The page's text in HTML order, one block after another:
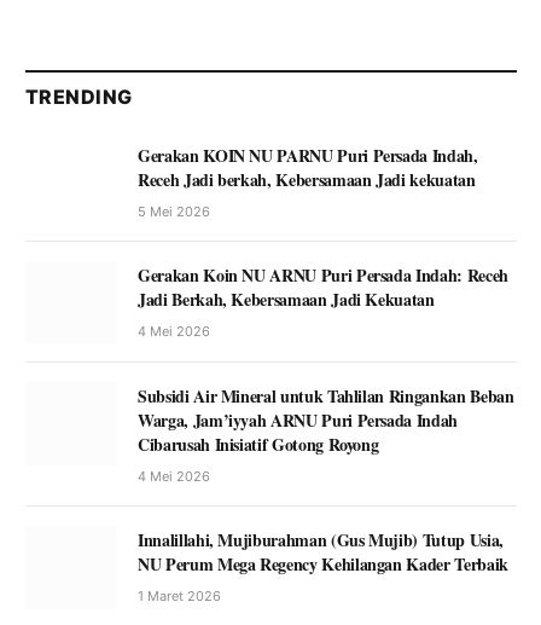
TRENDING
Gerakan KOIN NU PARNU Puri Persada Indah,
Receh Jadi berkah, Kebersamaan Jadi kekuatan
5 Mei 2026
Gerakan Koin NU ARNU Puri Persada Indah: Receh
Jadi Berkah, Kebersamaan Jadi Kekuatan
4 Mei 2026
Subsidi Air Mineral untuk Tahlilan Ringankan Beban
Warga, Jam’iyyah ARNU Puri Persada Indah
Cibarusah Inisiatif Gotong Royong
4 Mei 2026
Innalillahi, Mujiburahman (Gus Mujib) Tutup Usia,
NU Perum Mega Regency Kehilangan Kader Terbaik
1 Maret 2026